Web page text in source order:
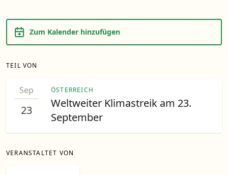
Zum Kalender hinzufügen
TEIL VON
Sep
23
ÖSTERREICH
Weltweiter Klimastreik am 23.
September
VERANSTALTET VON